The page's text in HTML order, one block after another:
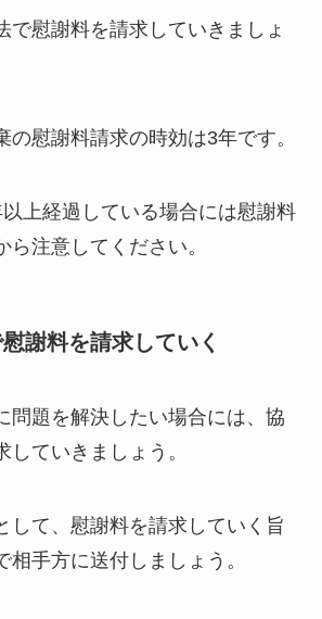
で慰謝料を請求していきましょ
の慰謝料請求の時効は3年です。
上経過している場合には慰謝料
ら注意してください。
謝料を請求していく
問題を解決したい場合には、協
ていきましょう。
して、慰謝料を請求していく旨
相手方に送付しましょう。